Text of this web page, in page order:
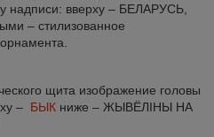
надписи: вверху – БЕЛАРУСЬ,
– стилизованное
щита изображение головы
– БЫК ниже ‒ ЖЫВЁЛІНЫ НА